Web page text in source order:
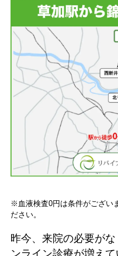
※血液検査0円は条件がござい
ださい。
昨今、来院の必要が
ンライン診療が増え